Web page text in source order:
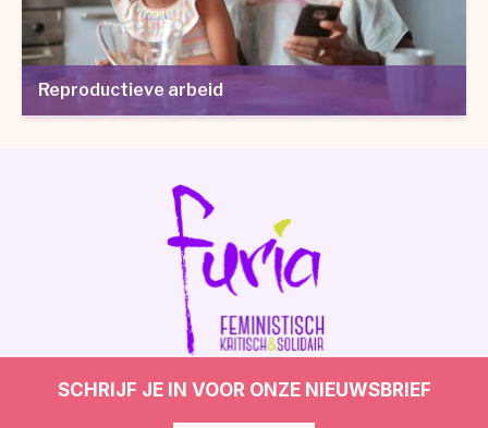
Reproductieve arbeid
SCHRIJF JE IN VOOR ONZE NIEUWSBRIEF